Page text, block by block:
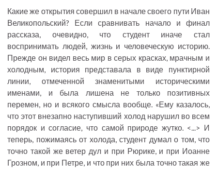
Какие же открытия совершил в начале своего пути Иван
Великопольский? Если сравнивать начало и финал
рассказа, очевидно, что студент иначе стал
воспринимать людей, жизнь и человеческую историю.
Прежде он видел весь мир в серых красках, мрачным и
холодным, история представала в виде пунктирной
линии, отмеченной знаменитыми историческими
именами, и была лишена не только позитивных
перемен, но и всякого смысла вообще. «Ему казалось,
что этот внезапно наступивший холод нарушил во всем
порядок и согласие, что самой природе жутко. <...> И
теперь, пожимаясь от холода, студент думал о том, что
точно такой же ветер дул и при Рюрике, и при Иоанне
Грозном, и при Петре, и что при них была точно такая же